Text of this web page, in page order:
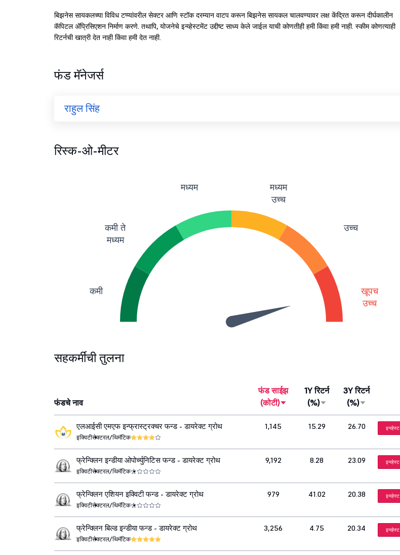
बिझनेस सायकलच्या विविध टप्प्यांवरील सेक्टर आणि स्टॉक दरम्यान वाटप करून बिझनेस सायकल चालवण्यावर लक्ष केंद्रित करून दीर्घकालीन
कॅपिटल ॲप्रिसिएशन निर्माण करणे. तथापि, योजनेचे इन्व्हेस्टमेंट उद्दीष्ट साध्य केले जाईल याची कोणतीही हमी किंवा हमी नाही. स्कीम कोणत्याही
रिटर्नची खात्री देत नाही किंवा हमी देत नाही.
फंड मॅनेजर्स
राहुल सिंह
रिस्क-ओ-मीटर
कमी
कमी ते
मध्यम
मध्यम
मध्यम
उच्च
उच्च
खूपच
उच्च
सहकर्मींची तुलना
फंडचे नाव
फंड साईझ
(कोटी)
1Y रिटर्न
(%)
3Y रिटर्न
(%)
एलआईसी एमएफ इन्फ्रास्ट्रक्चर फन्ड - डायरेक्ट ग्रोथ
इक्विटीसेक्टरल/थिमॅटिक
1,145 15.29 26.70 इन्व्हेस्ट
फ्रेन्क्लिन इन्डीया ओपोर्च्युनिटिस फन्ड - डायरेक्ट ग्रोथ
इक्विटीसेक्टरल/थिमॅटिक
9,192 8.28 23.09 इन्व्हेस्ट
फ्रेन्क्लिन एशियन इक्विटी फन्ड - डायरेक्ट ग्रोथ
इक्विटीसेक्टरल/थिमॅटिक
979 41.02 20.38 इन्व्हेस्ट
फ्रेन्क्लिन बिल्ड इन्डीया फन्ड - डायरेक्ट ग्रोथ
इक्विटीसेक्टरल/थिमॅटिक
3,256 4.75 20.34 इन्व्हेस्ट